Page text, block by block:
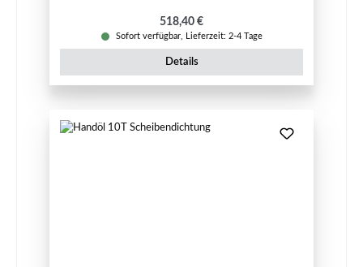
Regulärer Preis:
518,40 €
Sofort verfügbar, Lieferzeit: 2-4 Tage
Details